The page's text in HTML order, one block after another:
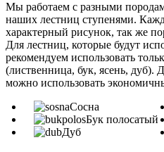
Мы работаем с разными
наших лестниц ступенями.
характерный рисунок, так же
Для лестниц, которые будут
рекомендуем использовать
(лиственница, бук, ясень, дуб).
можно использовать
Сосна
Бук полосатый
Дуб